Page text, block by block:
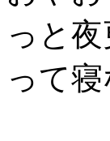
っと
って寝